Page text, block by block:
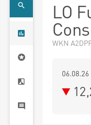
LO
WKN
06.08.26